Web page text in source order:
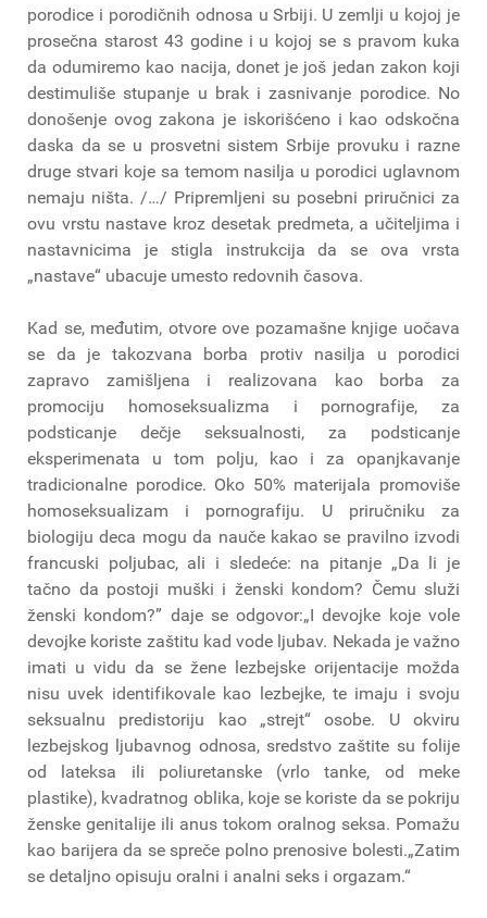
porodice i porodičnih odnosa u Srbiji. U zemlji u kojoj je
prosečna starost 43 godine i u kojoj se s pravom kuka
da odumiremo kao nacija, donet je još jedan zakon koji
destimuliše stupanje u brak i zasnivanje porodice. No
donošenje ovog zakona je iskorišćeno i kao odskočna
daska da se u prosvetni sistem Srbije provuku i razne
druge stvari koje sa temom nasilja u porodici uglavnom
nemaju ništa. /…/ Pripremljeni su posebni priručnici za
ovu vrstu nastave kroz desetak predmeta, a učiteljima i
nastavnicima je stigla instrukcija da se ova vrsta
„nastave“ ubacuje umesto redovnih časova.
Kad se, međutim, otvore ove pozamašne knjige uočava
se da je takozvana borba protiv nasilja u porodici
zapravo zamišljena i realizovana kao borba za
promociju homoseksualizma i pornografije, za
podsticanje dečje seksualnosti, za podsticanje
eksperimenata u tom polju, kao i za opanjkavanje
tradicionalne porodice. Oko 50% materijala promoviše
homoseksualizam i pornografiju. U priručniku za
biologiju deca mogu da nauče kakao se pravilno izvodi
francuski poljubac, ali i sledeće: na pitanje „Da li je
tačno da postoji muški i ženski kondom? Čemu služi
ženski kondom?” daje se odgovor:„I devojke koje vole
devojke koriste zaštitu kad vode ljubav. Nekada je važno
imati u vidu da se žene lezbejske orijentacije možda
nisu uvek identifikovale kao lezbejke, te imaju i svoju
seksualnu predistoriju kao „strejt“ osobe. U okviru
lezbejskog ljubavnog odnosa, sredstvo zaštite su folije
od lateksa ili poliuretanske (vrlo tanke, od meke
plastike), kvadratnog oblika, koje se koriste da se pokriju
ženske genitalije ili anus tokom oralnog seksa. Pomažu
kao barijera da se spreče polno prenosive bolesti.„Zatim
se detaljno opisuju oralni i analni seks i orgazam.“